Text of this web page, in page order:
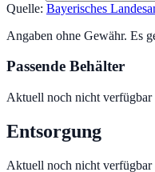
Quelle: Bayerisches
Angaben ohne Gewähr. Es
Passende Behälter
Aktuell noch nicht verfügbar
Entsorgung
Aktuell noch nicht verfügbar